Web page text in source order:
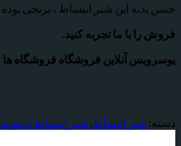
جنس بدنه این شیر انبساط ، برنجی
فروش را با ما تجربه کنید
یوسرویس آنلاین فروشگاه فروشگاه ها
دسته: شیر انبساط شیر انبساط